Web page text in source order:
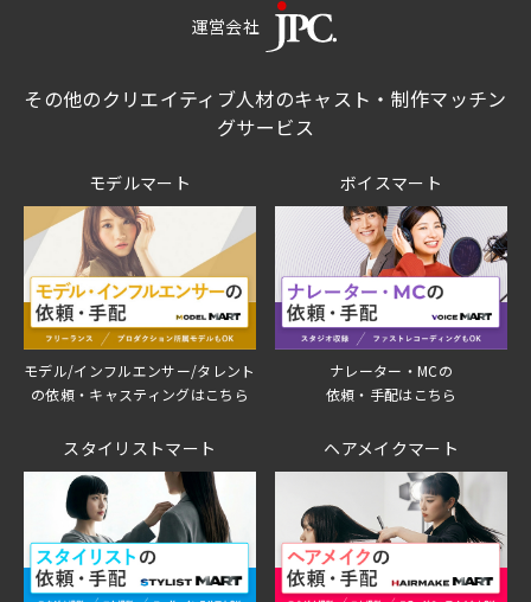
運営会社
その他のクリエイティブ人材のキャスト・制作マッチン
グサービス
モデルマート
モデル/インフルエンサー/タレント
の依頼・キャスティングはこちら
ボイスマート
ナレーター・MCの
依頼・手配はこちら
スタイリストマート ヘアメイクマート